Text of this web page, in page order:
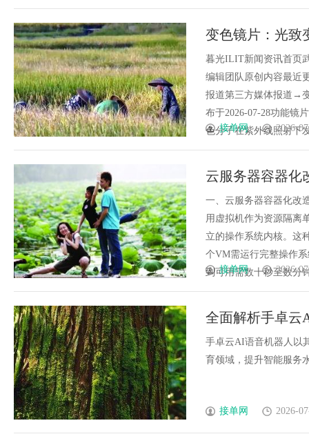
变色镜片：光致
暮光ILIT新闻资讯首页
编辑团队原创内容最近
报道第三方媒体报道→
布于2026-07-28功能镜
色分子在紫外线照射下
接单网 2026-
云服务器容器化
移指南
一、云服务器容器化改
用虚拟机作为资源隔离
立的操作系统内核。这
个VM需运行完整操作
到可用需数十秒至数分
接单网 2026-
全面解析手卓云
与发展前景
手卓云AI语音机器人以
育领域，提升智能服务
接单网 2026-